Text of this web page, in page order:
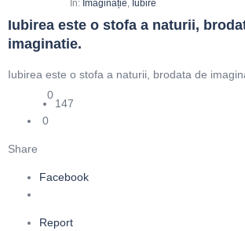
In: Imaginație, Iubire
Iubirea este o stofa a naturii,
imaginatie.
Iubirea este o stofa a naturii, brodata de
0
147
0
Share
Facebook
Report